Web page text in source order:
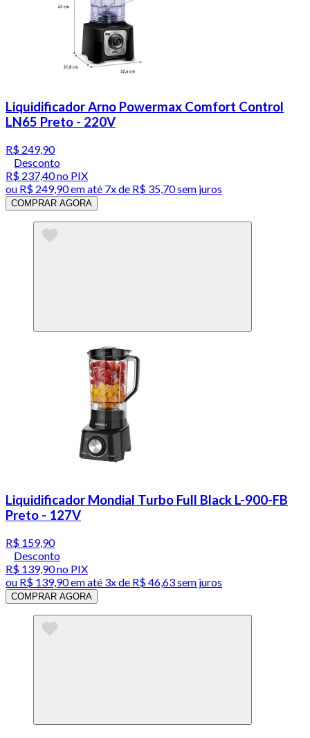
Liquidificador Arno Powermax Comfort Control
LN65 Preto - 220V
R$ 249,90
Desconto
R$ 237,40no PIX
ou R$ 249,90em até 7x de R$ 35,70 sem juros
COMPRAR AGORA
Liquidificador Mondial Turbo Full Black L-900-FB
Preto - 127V
R$ 159,90
Desconto
R$ 139,90no PIX
ou R$ 139,90em até 3x de R$ 46,63 sem juros
COMPRAR AGORA